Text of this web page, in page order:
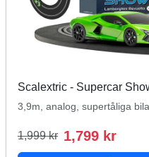
Scalextric - Supercar
3,9m, analog, supertåliga
1,999 kr 1,799 kr